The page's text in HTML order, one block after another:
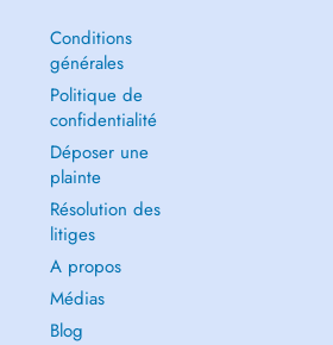
Conditions
générales
Politique de
confidentialité
Déposer une
plainte
Résolution des
litiges
A propos
Médias
Blog